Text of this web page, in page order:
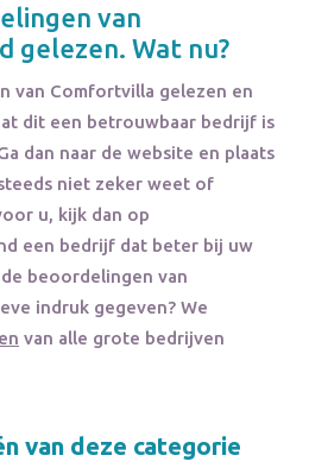
van
gelezen. Wat nu?
van Comfortvilla gelezen en
dit een betrouwbaar bedrijf is
dan naar de website en plaats
niet zeker weet of
u, kijk dan op
een bedrijf dat beter bij uw
beoordelingen van
indruk gegeven? We
van alle grote bedrijven
van deze categorie